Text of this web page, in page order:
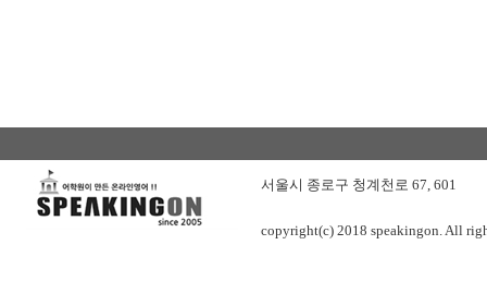
서울시 종로구 청계천로 67, 601
copyright(c) 2018 speakingon. All